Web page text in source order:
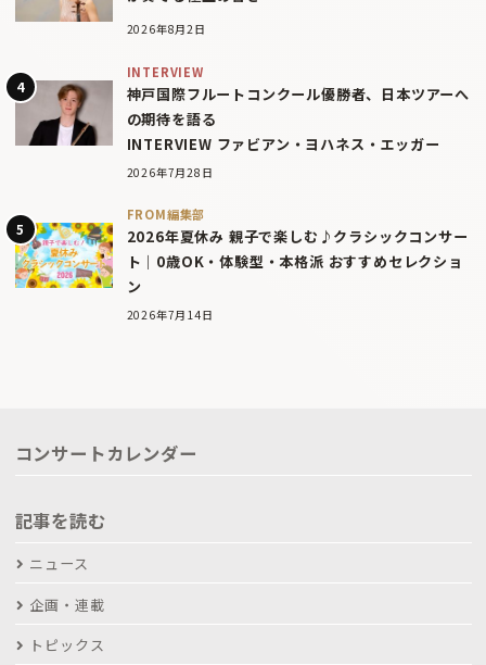
2026年8月2日
INTERVIEW
神戸国際フルートコンクール優勝者、日本ツアーへ
の期待を語る
INTERVIEW ファビアン・ヨハネス・エッガー
2026年7月28日
FROM編集部
2026年夏休み 親子で楽しむ♪クラシックコンサー
ト｜0歳OK・体験型・本格派 おすすめセレクショ
ン
2026年7月14日
コンサートカレンダー
記事を読む
ニュース
企画・連載
トピックス